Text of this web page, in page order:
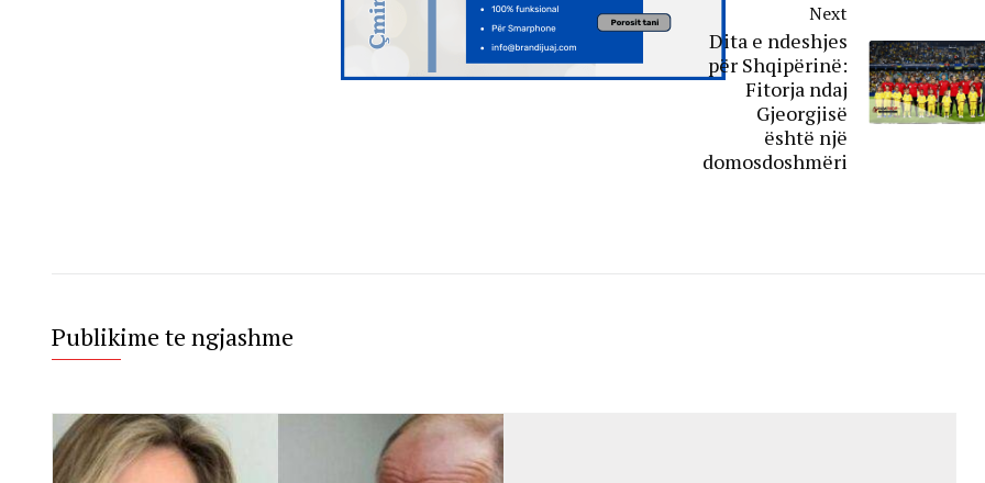
Next
Dita e ndeshjes
për Shqipërinë:
Fitorja ndaj
Gjeorgjisë
është një
domosdoshmëri
Publikime te ngjashme